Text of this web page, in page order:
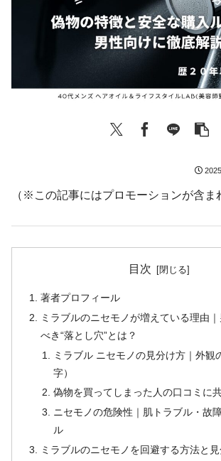
（※この記事にはプロモーションが含ま
目次
著者プロフィール
ミラブルのニセモノが増えている理由
べき“落とし穴”とは？
ミラブル ニセモノの見分け方｜外観
字）
偽物を買ってしまった人の口コミに
ニセモノの危険性｜肌トラブル・故
ル
ミラブルのニセモノを回避する方法と